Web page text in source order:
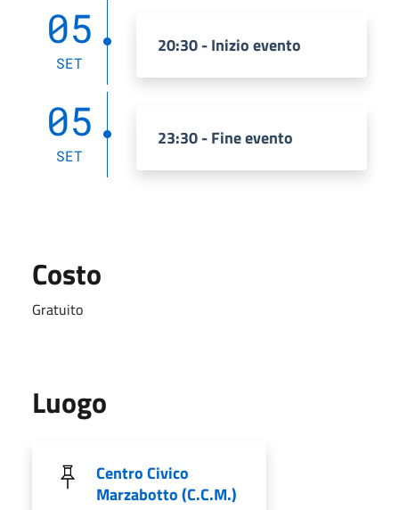
05
SET
20:30 - Inizio evento
05
SET
23:30 - Fine evento
Costo
Gratuito
Luogo
Centro Civico
Marzabotto (C.C.M.)